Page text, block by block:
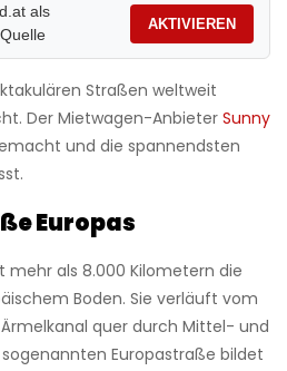
als
AKTIVIEREN
Straßen weltweit
Der Mietwagen-Anbieter Sunny
und die spannendsten
Europas
mehr als 8.000 Kilometern die
Boden. Sie verläuft vom
quer durch Mittel- und
Europastraße bildet